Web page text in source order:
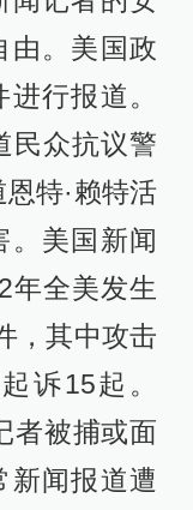
由。美国政
行报道。
民众抗议警
特·赖特活
。美国新闻
年全美发生
，其中攻击
诉15起。
者被捕或面
新闻报道遭